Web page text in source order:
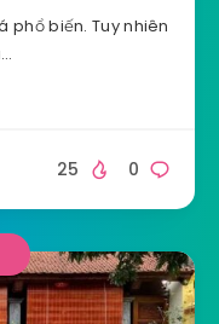
phổ biến. Tuy nhiên
0
25